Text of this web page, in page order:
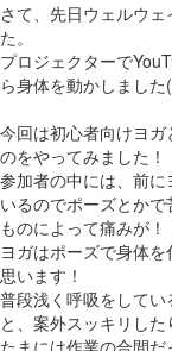
さて、先日ウェルウ
た。
プロジェクターで
ら身体を動かしまし
今回は初心者向けヨ
のをやってみました！
参加者の中には、前
いるのでポーズとかで
ものによって痛みが！
ヨガはポーズで身体
思います！
普段浅く呼吸をして
と、案外スッキリし